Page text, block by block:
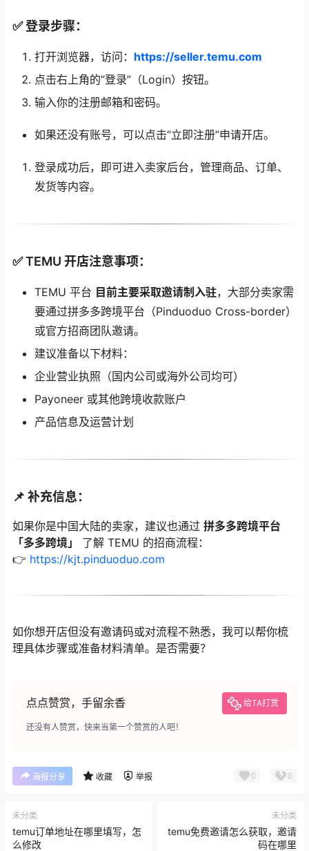
✅ 登录步骤：
打开浏览器，访问： https://seller.temu.com
点击右上角的“登录”（Login）按钮。
输入你的注册邮箱和密码。
如果还没有账号，可以点击“立即注册”申请开店。
登录成功后，即可进入卖家后台，管理商品、订单、
发货等内容。
✅ TEMU 开店注意事项：
TEMU 平台 目前主要采取邀请制入驻，大部分卖家需
要通过拼多多跨境平台（Pinduoduo Cross-border）
或官方招商团队邀请。
建议准备以下材料：
企业营业执照（国内公司或海外公司均可）
Payoneer 或其他跨境收款账户
产品信息及运营计划
📌 补充信息：
如果你是中国大陆的卖家，建议也通过 拼多多跨境平台
「多多跨境」
了解 TEMU 的招商流程：
👉 https://kjt.pinduoduo.com
如你想开店但没有邀请码或对流程不熟悉，我可以帮你梳
理具体步骤或准备材料清单。是否需要？
点点赞赏，手留余香 给TA打赏
还没有人赞赏，快来当第一个赞赏的人吧！
海报分享 收藏 举报 0 0
未分类
temu订单地址在哪里填写，怎
么修改
未分类
temu免费邀请怎么获取，邀请
码在哪里